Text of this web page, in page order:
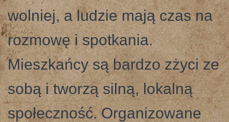
wolniej, a ludzie mają czas na
rozmowę i spotkania.
Mieszkańcy są bardzo zżyci ze
sobą i tworzą silną, lokalną
społeczność. Organizowane